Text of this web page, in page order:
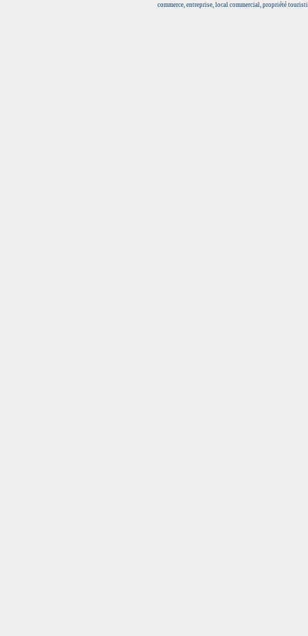
commerce, entreprise, local commercial, propriété